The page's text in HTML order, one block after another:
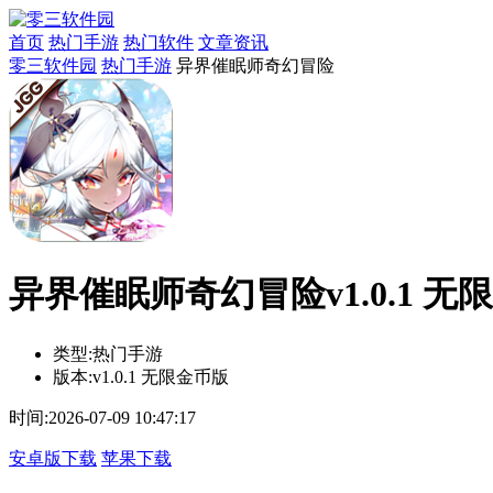
首页 热门手游 热门软件 文章资讯
零三软件园 热门手游 异界催眠师奇幻冒险
异界催眠师奇幻冒险v1.0.1 无
类型:热门手游
版本:v1.0.1 无限金币版
时间:2026-07-09 10:47:17
安卓版下载 苹果下载